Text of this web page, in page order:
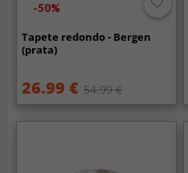
-50%
Tapete redondo - Bergen
(prata)
26.99 € 54.99 €